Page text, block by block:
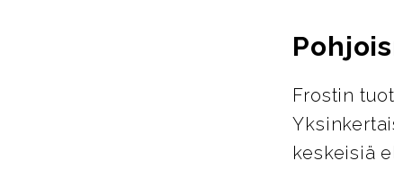
Frostin
keskeisiä